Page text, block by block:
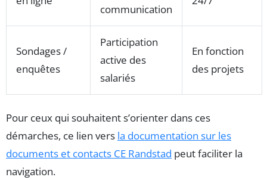
communication
Sondages /
enquêtes
Participation
active des
salariés
En fonction
des projets
Pour ceux qui souhaitent s’orienter dans ces
démarches, ce lien vers la documentation sur les
documents et contacts CE Randstad peut faciliter la
navigation.